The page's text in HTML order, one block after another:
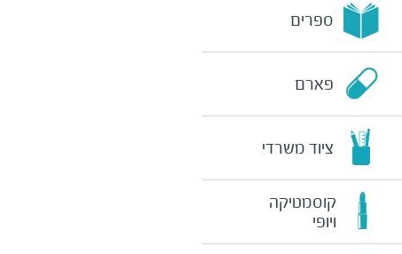
ספרים
פארם
ציוד משרדי
קוסמטיקה
ויופי